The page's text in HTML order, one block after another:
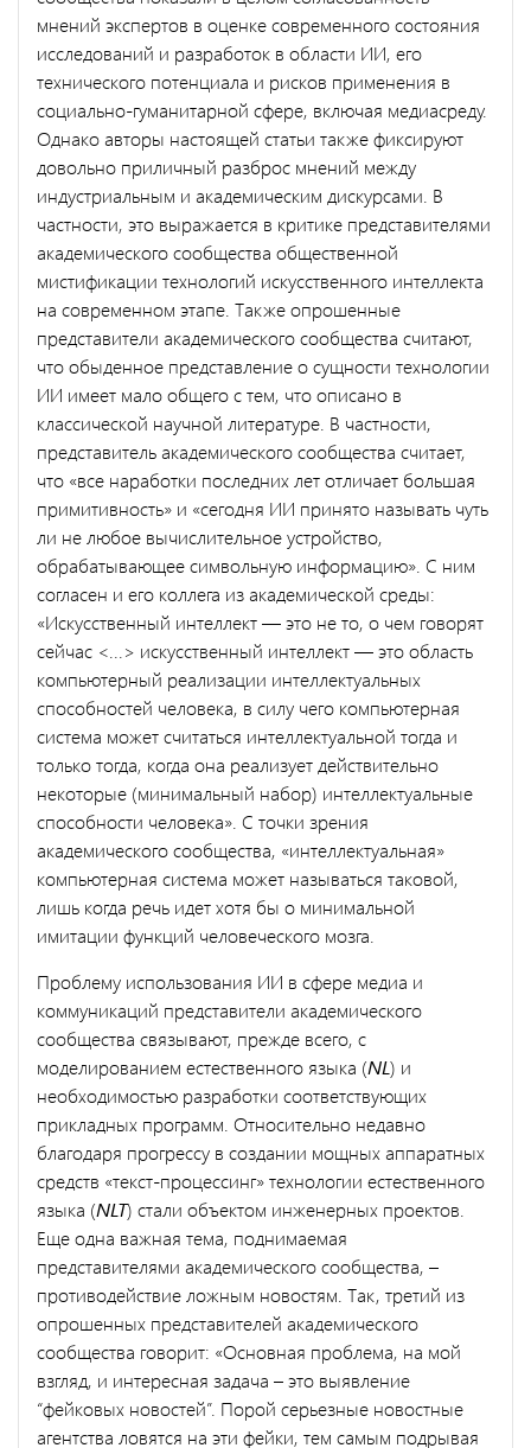
мнений экспертов в оценке современного состояния
исследований и разработок в области ИИ, его
технического потенциала и рисков применения в
социально-гуманитарной сфере, включая медиасреду.
Однако авторы настоящей статьи также фиксируют
довольно приличный разброс мнений между
индустриальным и академическим дискурсами. В
частности, это выражается в критике представителями
академического сообщества общественной
мистификации технологий искусственного интеллекта
на современном этапе. Также опрошенные
представители академического сообщества считают,
что обыденное представление о сущности технологии
ИИ имеет мало общего с тем, что описано в
классической научной литературе. В частности,
представитель академического сообщества считает,
что «все наработки последних лет отличает большая
примитивность» и «сегодня ИИ принято называть чуть
ли не любое вычислительное устройство,
обрабатывающее символьную информацию». С ним
согласен и его коллега из академической среды:
«Искусственный интеллект — это не то, о чем говорят
сейчас <...> искусственный интеллект — это область
компьютерный реализации интеллектуальных
способностей человека, в силу чего компьютерная
система может считаться интеллектуальной тогда и
только тогда, когда она реализует действительно
некоторые (минимальный набор) интеллектуальные
способности человека». С точки зрения
академического сообщества, «интеллектуальная»
компьютерная система может называться таковой,
лишь когда речь идет хотя бы о минимальной
имитации функций человеческого мозга.
Проблему использования ИИ в сфере медиа и
коммуникаций представители академического
сообщества связывают, прежде всего, с
моделированием естественного языка (NL) и
необходимостью разработки соответствующих
прикладных программ. Относительно недавно
благодаря прогрессу в создании мощных аппаратных
средств «текст-процессинг» технологии естественного
языка (NLT) стали объектом инженерных проектов.
Еще одна важная тема, поднимаемая
представителями академического сообщества, –
противодействие ложным новостям. Так, третий из
опрошенных представителей академического
сообщества говорит: «Основная проблема, на мой
взгляд, и интересная задача – это выявление
“фейковых новостей”. Порой серьезные новостные
агентства ловятся на эти фейки, тем самым подрывая